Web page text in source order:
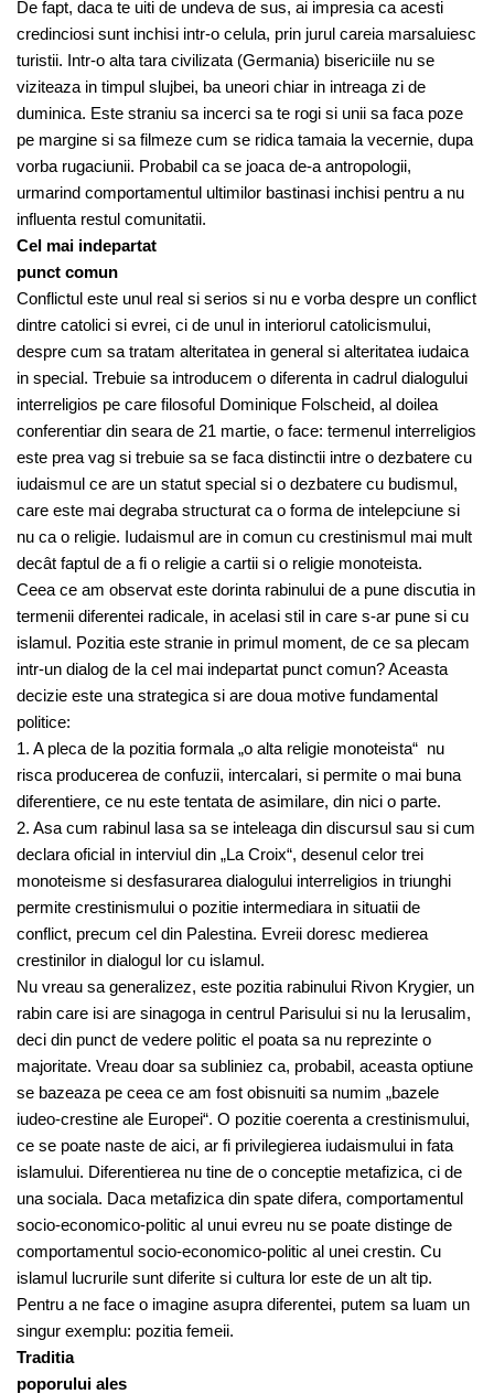
De fapt, daca te uiti de undeva de sus, ai impresia ca acesti
credinciosi sunt inchisi intr-o celula, prin jurul careia marsaluiesc
turistii. Intr-o alta tara civilizata (Germania) bisericiile nu se
viziteaza in timpul slujbei, ba uneori chiar in intreaga zi de
duminica. Este straniu sa incerci sa te rogi si unii sa faca poze
pe margine si sa filmeze cum se ridica tamaia la vecernie, dupa
vorba rugaciunii. Probabil ca se joaca de-a antropologii,
urmarind comportamentul ultimilor bastinasi inchisi pentru a nu
influenta restul comunitatii.
Cel mai indepartat
punct comun
Conflictul este unul real si serios si nu e vorba despre un conflict
dintre catolici si evrei, ci de unul in interiorul catolicismului,
despre cum sa tratam alteritatea in general si alteritatea iudaica
in special. Trebuie sa introducem o diferenta in cadrul dialogului
interreligios pe care filosoful Dominique Folscheid, al doilea
conferentiar din seara de 21 martie, o face: termenul interreligios
este prea vag si trebuie sa se faca distinctii intre o dezbatere cu
iudaismul ce are un statut special si o dezbatere cu budismul,
care este mai degraba structurat ca o forma de intelepciune si
nu ca o religie. Iudaismul are in comun cu crestinismul mai mult
decât faptul de a fi o religie a cartii si o religie monoteista.
Ceea ce am observat este dorinta rabinului de a pune discutia in
termenii diferentei radicale, in acelasi stil in care s-ar pune si cu
islamul. Pozitia este stranie in primul moment, de ce sa plecam
intr-un dialog de la cel mai indepartat punct comun? Aceasta
decizie este una strategica si are doua motive fundamental
politice:
1. A pleca de la pozitia formala „o alta religie monoteista“ nu
risca producerea de confuzii, intercalari, si permite o mai buna
diferentiere, ce nu este tentata de asimilare, din nici o parte.
2. Asa cum rabinul lasa sa se inteleaga din discursul sau si cum
declara oficial in interviul din „La Croix“, desenul celor trei
monoteisme si desfasurarea dialogului interreligios in triunghi
permite crestinismului o pozitie intermediara in situatii de
conflict, precum cel din Palestina. Evreii doresc medierea
crestinilor in dialogul lor cu islamul.
Nu vreau sa generalizez, este pozitia rabinului Rivon Krygier, un
rabin care isi are sinagoga in centrul Parisului si nu la Ierusalim,
deci din punct de vedere politic el poata sa nu reprezinte o
majoritate. Vreau doar sa subliniez ca, probabil, aceasta optiune
se bazeaza pe ceea ce am fost obisnuiti sa numim „bazele
iudeo-crestine ale Europei“. O pozitie coerenta a crestinismului,
ce se poate naste de aici, ar fi privilegierea iudaismului in fata
islamului. Diferentierea nu tine de o conceptie metafizica, ci de
una sociala. Daca metafizica din spate difera, comportamentul
socio-economico-politic al unui evreu nu se poate distinge de
comportamentul socio-economico-politic al unei crestin. Cu
islamul lucrurile sunt diferite si cultura lor este de un alt tip.
Pentru a ne face o imagine asupra diferentei, putem sa luam un
singur exemplu: pozitia femeii.
Traditia
poporului ales